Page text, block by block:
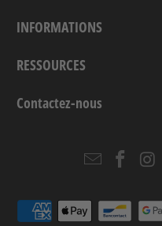
INFORMATIONS
RESSOURCES
Contactez-nous
Email